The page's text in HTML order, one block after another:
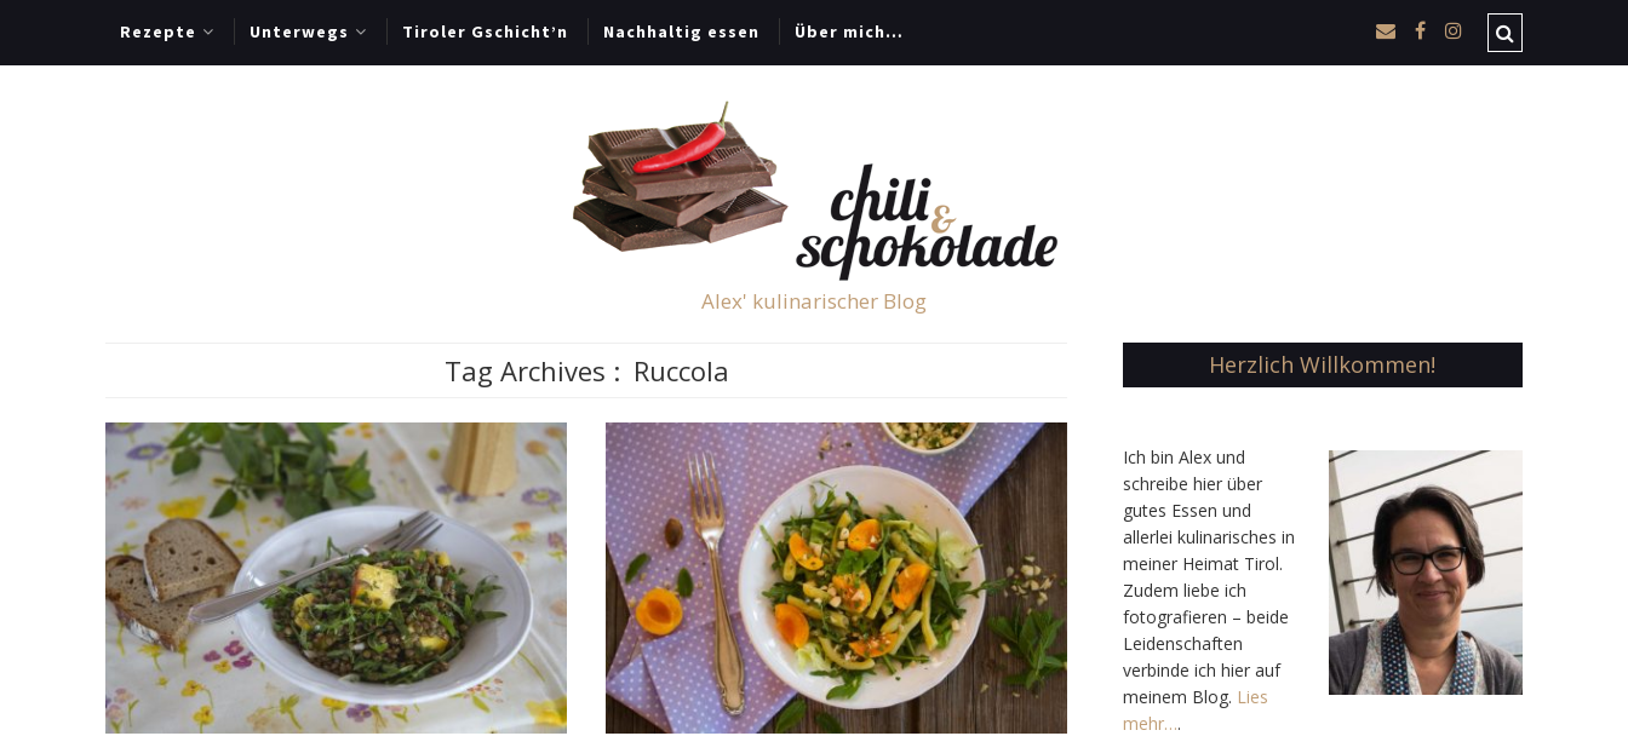
Rezepte Unterwegs Tiroler Gschicht’n Nachhaltig essen Über mich…
Alex' kulinarischer Blog
Tag Archives : Ruccola Herzlich Willkommen!
Ich bin Alex und
schreibe hier über
gutes Essen und
allerlei kulinarisches in
meiner Heimat Tirol.
Zudem liebe ich
fotografieren – beide
Leidenschaften
verbinde ich hier auf
meinem Blog. Lies
mehr….